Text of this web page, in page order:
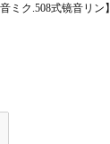
ミク.508式镜音リン】